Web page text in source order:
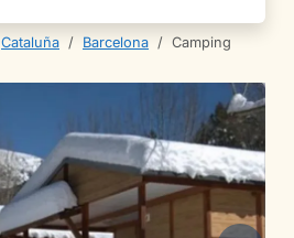
Cataluña / Barcelona / Camping